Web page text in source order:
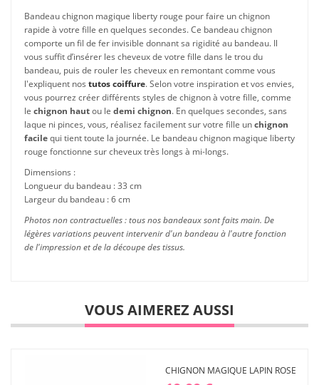
Bandeau chignon magique liberty rouge pour faire un chignon
rapide à votre fille en quelques secondes. Ce bandeau chignon
comporte un fil de fer invisible donnant sa rigidité au bandeau. Il
vous suffit d’insérer les cheveux de votre fille dans le trou du
bandeau, puis de rouler les cheveux en remontant comme vous
l'expliquent nos tutos coiffure. Selon votre inspiration et vos envies,
vous pourrez créer différents styles de chignon à votre fille, comme
le chignon hautou le demi chignon. En quelques secondes, sans
laque ni pinces, vous, réalisez facilement sur votre fille unchignon
facilequi tient toute la journée. Le bandeau chignon magique liberty
rouge fonctionne sur cheveux très longs à mi-longs.
Dimensions :
Longueur du bandeau : 33 cm
Largeur du bandeau : 6 cm
Photos non contractuelles : tous nos bandeaux sont faits main. De
légères variations peuvent intervenir d'un bandeau à l'autre fonction
de l'impression et de la découpe des tissus.
VOUS AIMEREZ AUSSI
CHIGNON MAGIQUE LAPIN ROSE